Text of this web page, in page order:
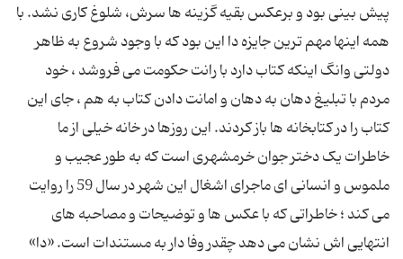
پیش بینی بود و برعکس بقیه گزینه ها سرش، شلوغ کاری نشد. با
همه اینها مهم ترین جایزه دا این بود که با وجود شروع به ظاهر
دولتی وانگ اینکه کتاب دارد با رانت حکومت می فروشد ، خود
مردم با تبلیغ دهان به دهان و امانت دادن کتاب به هم ، جای این
کتاب را در کتابخانه ها باز کردند. این روزها در خانه خیلی از ما
خاطرات یک دختر جوان خرمشهری است که به طور عجیب و
ملموس و انسانی ای ماجرای اشغال این شهر در سال 59 را روایت
می کند ؛ خاطراتی که با عکس ها و توضیحات و مصاحبه های
انتهایی اش نشان می دهد چقدر وفا دار به مستندات است. «دا»